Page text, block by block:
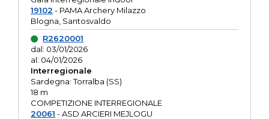
19102 - PAMA Archery Milazzo
Blogna, Santosvaldo
R2620001
dal: 03/01/2026
al: 04/01/2026
Interregionale
Sardegna: Torralba (SS)
18 m
COMPETIZIONE INTERREGIONALE
20061 - ASD ARCIERI MEJLOGU